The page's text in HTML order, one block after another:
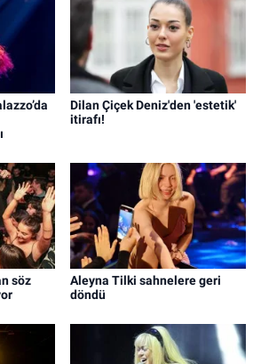
Dilan Çiçek Deniz'den 'estetik'
itirafı!
söz
Aleyna Tilki sahnelere geri
döndü